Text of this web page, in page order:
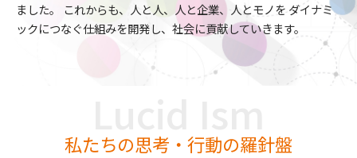
ました。
これからも、人と人、人と企業、人とモノをダイナミ
ックにつなぐ仕組みを開発し、社会に貢献していきます。
私たちの思考・行動の羅針盤